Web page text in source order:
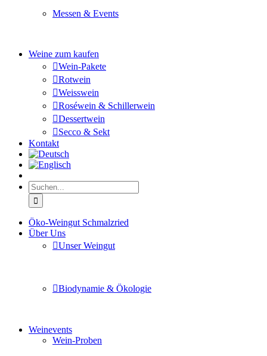
Messen & Events
Weine zum kaufen
Wein-Pakete
Rotwein
Weisswein
Roséwein & Schillerwein
Dessertwein
Secco & Sekt
Kontakt
Suche
nach:
Öko-Weingut Schmalzried
Über Uns
Unser Weingut
Biodynamie & Ökologie
Weinevents
Wein-Proben